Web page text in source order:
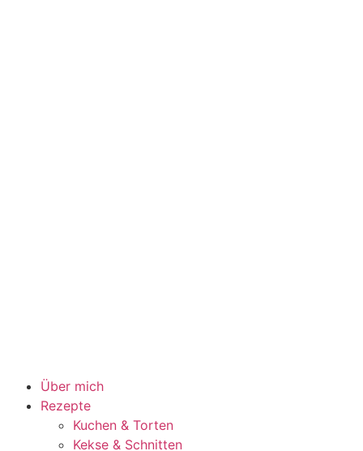
Über mich
Rezepte
Kuchen & Torten
Kekse & Schnitten